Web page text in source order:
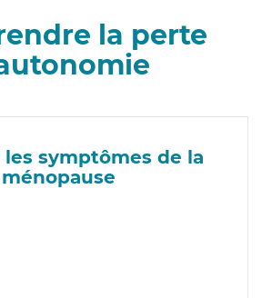
la perte
symptômes de la
ménopause